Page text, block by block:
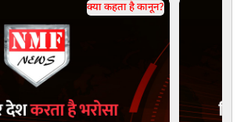
क्या कहता है कानून?